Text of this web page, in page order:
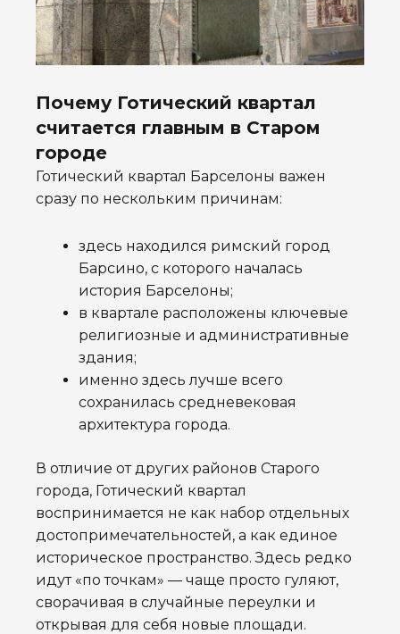
Почему Готический квартал
считается главным в Старом
городе
Готический квартал Барселоны важен
сразу по нескольким причинам:
здесь находился римский город
Барсино, с которого началась
история Барселоны;
в квартале расположены ключевые
религиозные и административные
здания;
именно здесь лучше всего
сохранилась средневековая
архитектура города.
В отличие от других районов Старого
города, Готический квартал
воспринимается не как набор отдельных
достопримечательностей, а как единое
историческое пространство. Здесь редко
идут «по точкам» — чаще просто гуляют,
сворачивая в случайные переулки и
открывая для себя новые площади.